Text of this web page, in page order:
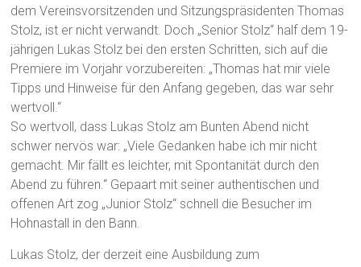
dem Vereinsvorsitzenden und Sitzungspräsidenten Thomas
Stolz, ist er nicht verwandt. Doch „Senior Stolz“ half dem 19-
jährigen Lukas Stolz bei den ersten Schritten, sich auf die
Premiere im Vorjahr vorzubereiten: „Thomas hat mir viele
Tipps und Hinweise für den Anfang gegeben, das war sehr
wertvoll.“
So wertvoll, dass Lukas Stolz am Bunten Abend nicht
schwer nervös war: „Viele Gedanken habe ich mir nicht
gemacht. Mir fällt es leichter, mit Spontanität durch den
Abend zu führen.“ Gepaart mit seiner authentischen und
offenen Art zog „Junior Stolz“ schnell die Besucher im
Hohnastall in den Bann.
Lukas Stolz, der derzeit eine Ausbildung zum